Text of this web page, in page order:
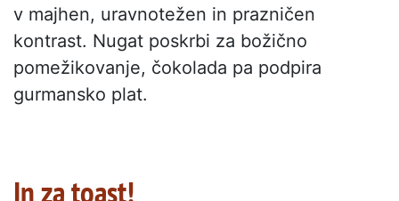
v majhen, uravnotežen in prazničen
kontrast. Nugat poskrbi za božično
pomežikovanje, čokolada pa podpira
gurmansko plat.
In za toast!